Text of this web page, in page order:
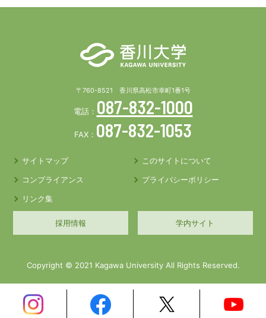
〒760-8521 香川県高松市幸町1番1号
電話： 087-832-1000
FAX： 087-832-1053
サイトマップ
このサイトについて
コンプライアンス
プライバシーポリシー
リンク集
採用情報 学内サイト
Copyright © 2021 Kagawa University All Rights Reserved.